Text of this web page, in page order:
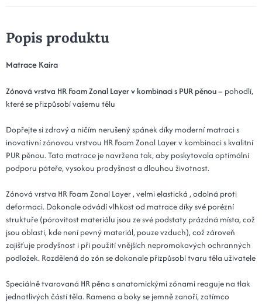
Popis produktu
Matrace Kaira
Zónová vrstva HR Foam Zonal Layer v kombinaci s PUR pěnou– pohodlí,
které se přizpůsobí vašemu tělu
Dopřejte si zdravý a ničím nerušený spánek díky moderní matraci s
inovativní zónovou vrstvou HR Foam Zonal Layer v kombinaci s kvalitní
PUR pěnou. Tato matrace je navržena tak, aby poskytovala optimální
podporu páteře, vysokou prodyšnost a dlouhou životnost.
Zónová vrstva HR Foam Zonal Layer , velmi elastická , odolná proti
deformaci. Dokonale odvádí vlhkost od matrace díky své porézní
struktuře (pórovitost materiálu jsou ze své podstaty prázdná místa, což
jsou oblasti, kde není pevný materiál, pouze vzduch), což zároveň
zajišťuje prodyšnost i při použití vnějších nepromokavých ochranných
podložek. Rozdělená do zón se dokonale přizpůsobí tvaru těla uživatele
Speciálně tvarovaná HR pěna s anatomickými zónami reaguje na tlak
jednotlivých částí těla. Ramena a boky se jemně zanoří, zatímco